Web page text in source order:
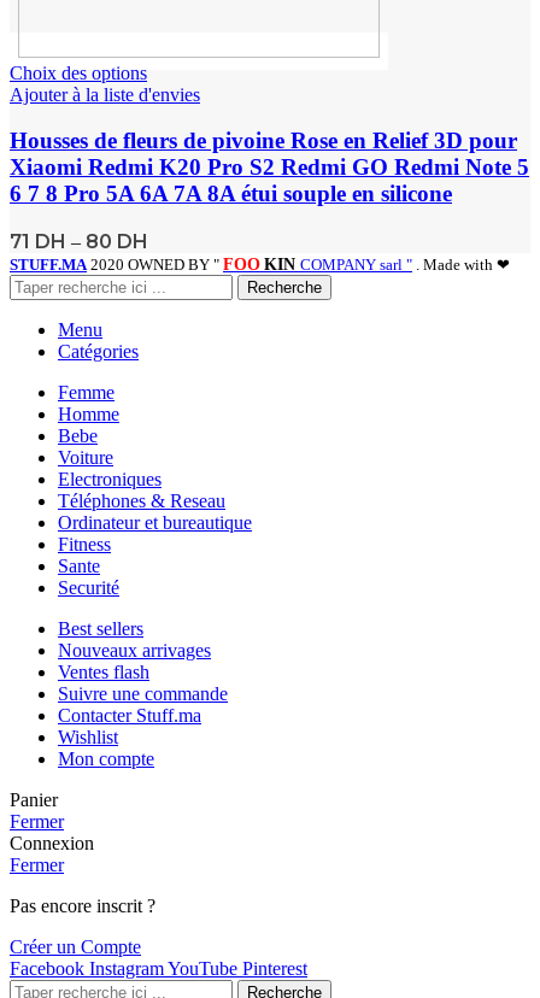
Choix des options
Ajouter à la liste d'envies
Housses de fleurs de pivoine Rose en Relief 3D pour
Xiaomi Redmi K20 Pro S2 Redmi GO Redmi Note 5
6 7 8 Pro 5A 6A 7A 8A étui souple en silicone
71 DH – 80 DH
STUFF.MA 2020 OWNED BY " FOO KIN COMPANY sarl " . Made with ❤
Recherche
Menu
Catégories
Femme
Homme
Bebe
Voiture
Electroniques
Téléphones & Reseau
Ordinateur et bureautique
Fitness
Sante
Securité
Best sellers
Nouveaux arrivages
Ventes flash
Suivre une commande
Contacter Stuff.ma
Wishlist
Mon compte
Panier
Fermer
Connexion
Fermer
Pas encore inscrit ?
Créer un Compte
Facebook InstagramYouTube Pinterest
Recherche